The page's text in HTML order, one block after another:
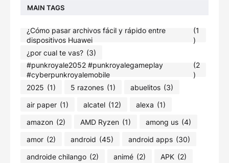
MAIN TAGS
¿Cómo pasar archivos fácil y rápido entre
dispositivos Huawei
(1
)
¿por cual te vas? (3)
#punkroyale2052​ #punkroyalegameplay​
#cyberpunkroyalemobile
(2
)
2025 (1) 5 razones (1) abuelitos (3)
air paper (1) alcatel (12) alexa (1)
amazon (2) AMD Ryzen (1) among us (4)
amor (2) android (45) android apps (30)
androide chilango (2) animé (2) APK (2)